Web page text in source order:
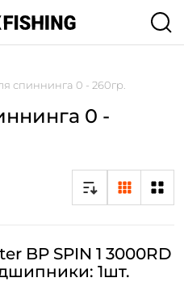
спиннинга 0 - 260гр.
0 -
BP SPIN 1 3000RD
1шт.